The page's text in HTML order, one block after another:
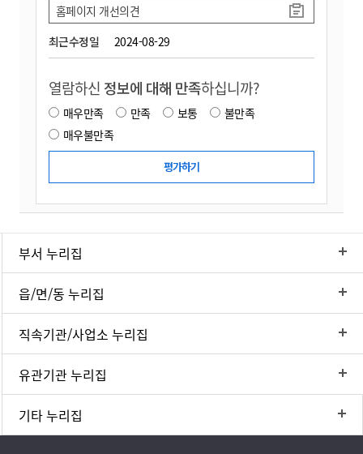
최근수정일 2024-08-29
홈페이지 개선의견
열람하신 정보에 대해 만족하십니까?
매우만족 만족 보통
불만족
매우불만족
부서 누리집
읍/면/동 누리집
직속기관/사업소 누리집
유관기관 누리집
기타 누리집